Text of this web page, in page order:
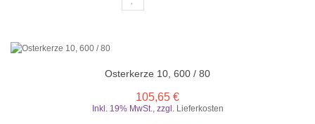
Osterkerze 10, 600 / 80
105,65 €
Inkl. 19% MwSt., zzgl. Lieferkosten